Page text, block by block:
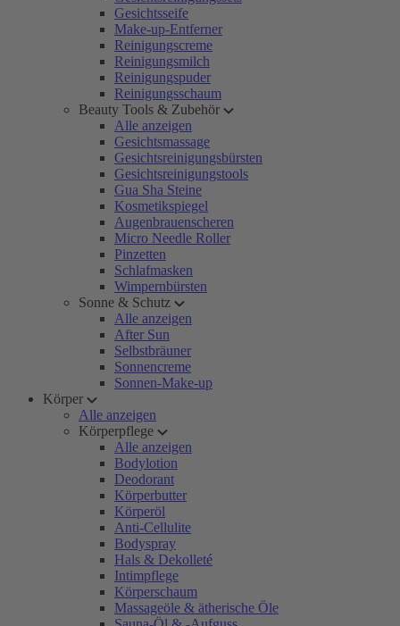
Gesichtsseife
Make-up-Entferner
Reinigungscreme
Reinigungsmilch
Reinigungspuder
Reinigungsschaum
Beauty Tools & Zubehör
Alle anzeigen
Gesichtsmassage
Gesichtsreinigungsbürsten
Gesichtsreinigungstools
Gua Sha Steine
Kosmetikspiegel
Augenbrauenscheren
Micro Needle Roller
Pinzetten
Schlafmasken
Wimpernbürsten
Sonne & Schutz
Alle anzeigen
After Sun
Selbstbräuner
Sonnencreme
Sonnen-Make-up
Körper
Alle anzeigen
Körperpflege
Alle anzeigen
Bodylotion
Deodorant
Körperbutter
Körperöl
Anti-Cellulite
Bodyspray
Hals & Dekolleté
Intimpflege
Körperschaum
Massageöle & ätherische Öle